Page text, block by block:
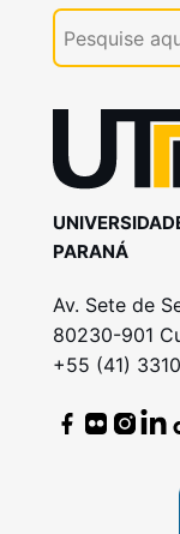
PARANÁ
Av. Sete de
80230-901
+55 (41)